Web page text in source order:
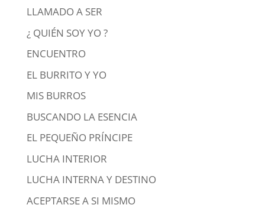
LLAMADO A SER
¿ QUIÉN SOY YO ?
ENCUENTRO
EL BURRITO Y YO
MIS BURROS
BUSCANDO LA ESENCIA
EL PEQUEÑO PRÍNCIPE
LUCHA INTERIOR
LUCHA INTERNA Y DESTINO
ACEPTARSE A SI MISMO